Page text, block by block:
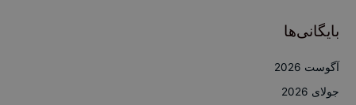
بایگانی‌ها
آگوست 2026
جولای 2026